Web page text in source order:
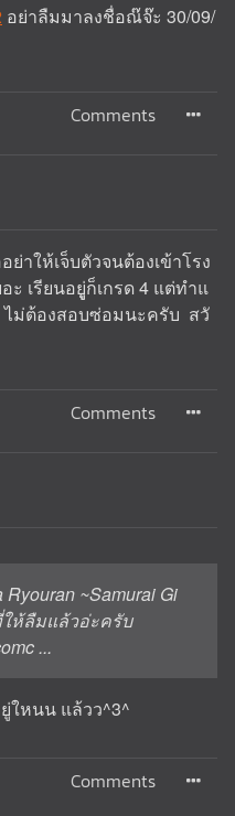
อย่าลืมมาลงชื่อณ๊จ๊ะ 30/09/
Comments
าให้เจ็บตัวจนต้องเข้าโรง
ะ เรียนอยูู่ก็เกรด 4 แต่ทำแ
ม่ต้องสอบซ่อมนะครับ สวั
Comments
Ryouran ~Samurai Gi
ห้ลืมแล้วอ่ะครับ
...
ใหนน แล้วว^3^
Comments